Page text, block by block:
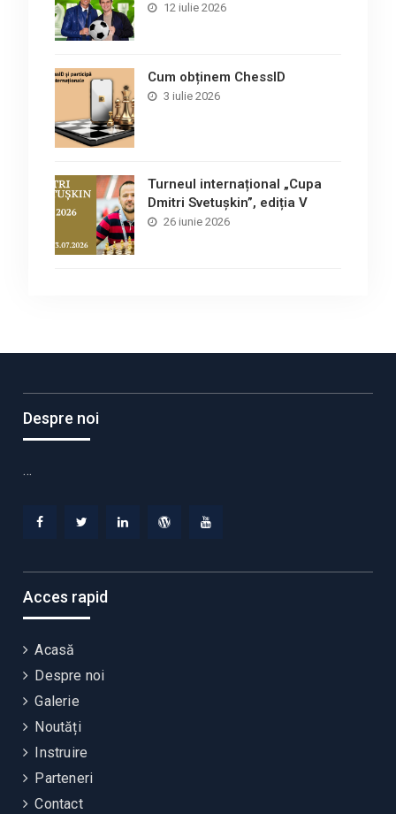
12 iulie 2026
Cum obținem ChessID
3 iulie 2026
Turneul internațional „Cupa
Dmitri Svetușkin”, ediția V
26 iunie 2026
Despre noi
…
Acces rapid
Acasă
Despre noi
Galerie
Noutăți
Instruire
Parteneri
Contact